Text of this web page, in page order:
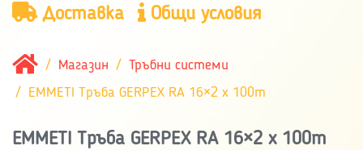
Доставка Общи условия
Магазин
Тръбни системи
EMMETI Tръба GERPEX RA 16×2 x 100m
EMMETI Tръба GERPEX RA 16×2 x 100m